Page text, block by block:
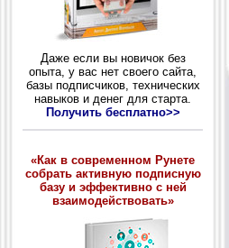
Даже если вы новичок без
опыта, у вас нет своего сайта,
базы подписчиков, технических
навыков и денег для старта.
Получить бесплатно>>
«Как в современном Рунете
собрать активную подписную
базу и эффективно с ней
взаимодействовать»